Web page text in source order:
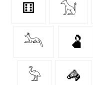
⚅ 𓃩
𓃢 🫃
𓅦 🦓